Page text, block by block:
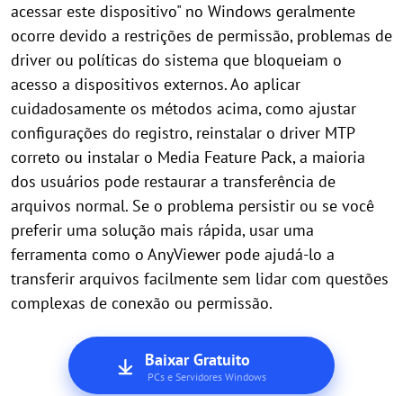
acessar este dispositivo" no Windows geralmente
ocorre devido a restrições de permissão, problemas de
driver ou políticas do sistema que bloqueiam o
acesso a dispositivos externos. Ao aplicar
cuidadosamente os métodos acima, como ajustar
configurações do registro, reinstalar o driver MTP
correto ou instalar o Media Feature Pack, a maioria
dos usuários pode restaurar a transferência de
arquivos normal. Se o problema persistir ou se você
preferir uma solução mais rápida, usar uma
ferramenta como o AnyViewer pode ajudá-lo a
transferir arquivos facilmente sem lidar com questões
complexas de conexão ou permissão.
Baixar Gratuito
PCs e Servidores Windows